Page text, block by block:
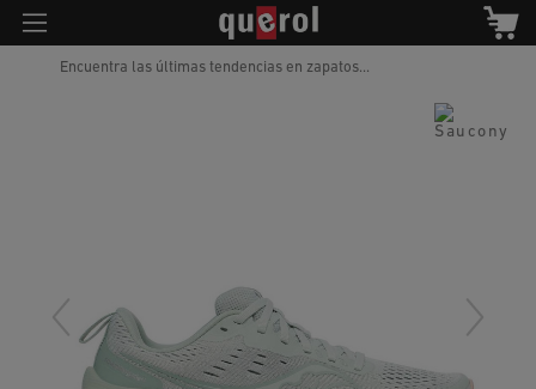
Encuentra las últimas tendencias en zapatos...